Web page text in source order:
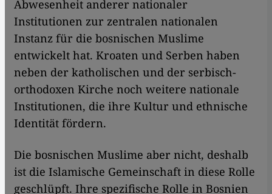
Abwesenheit anderer nationaler
Institutionen zur zentralen nationalen
Instanz für die bosnischen Muslime
entwickelt hat. Kroaten und Serben haben
neben der katholischen und der serbisch-
orthodoxen Kirche noch weitere nationale
Institutionen, die ihre Kultur und ethnische
Identität fördern.
Die bosnischen Muslime aber nicht, deshalb
ist die Islamische Gemeinschaft in diese Rolle
geschlüpft. Ihre spezifische Rolle in Bosnien